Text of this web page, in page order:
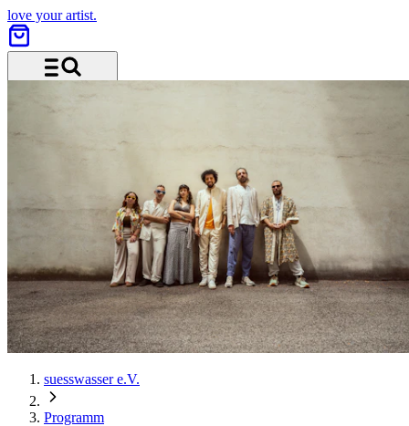
love your artist.
suesswasser e.V.
Programm